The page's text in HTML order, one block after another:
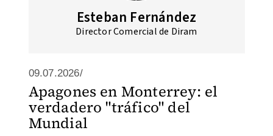
Esteban Fernández
Director Comercial de Diram
09.07.2026/
Apagones en Monterrey: el
verdadero "tráfico" del
Mundial